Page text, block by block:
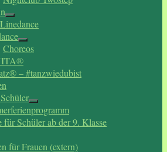
Choreos
– #tanzwiedubist
für Schüler ab der 9. Klasse
für Frauen (extern)